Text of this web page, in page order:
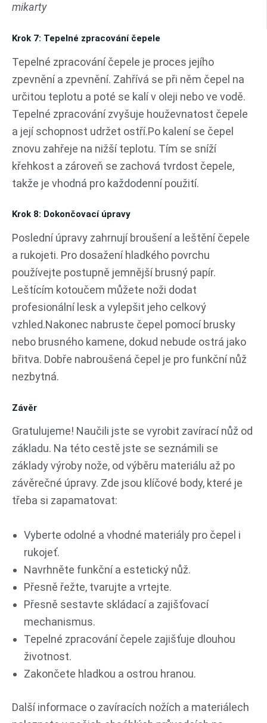
mikarty
Krok 7: Tepelné zpracování čepele
Tepelné zpracování čepele je proces jejího
zpevnění a zpevnění. Zahřívá se při něm čepel na
určitou teplotu a poté se kalí v oleji nebo ve vodě.
Tepelné zpracování zvyšuje houževnatost čepele
a její schopnost udržet ostří.Po kalení se čepel
znovu zahřeje na nižší teplotu. Tím se sníží
křehkost a zároveň se zachová tvrdost čepele,
takže je vhodná pro každodenní použití.
Krok 8: Dokončovací úpravy
Poslední úpravy zahrnují broušení a leštění čepele
a rukojeti. Pro dosažení hladkého povrchu
používejte postupně jemnější brusný papír.
Leštícím kotoučem můžete noži dodat
profesionální lesk a vylepšit jeho celkový
vzhled.Nakonec nabruste čepel pomocí brusky
nebo brusného kamene, dokud nebude ostrá jako
břitva. Dobře nabroušená čepel je pro funkční nůž
nezbytná.
Závěr
Gratulujeme! Naučili jste se vyrobit zavírací nůž od
základu. Na této cestě jste se seznámili se
základy výroby nože, od výběru materiálu až po
závěrečné úpravy. Zde jsou klíčové body, které je
třeba si zapamatovat:
Vyberte odolné a vhodné materiály pro čepel i
rukojeť.
Navrhněte funkční a estetický nůž.
Přesně řežte, tvarujte a vrtejte.
Přesně sestavte skládací a zajišťovací
mechanismus.
Tepelné zpracování čepele zajišťuje dlouhou
životnost.
Zakončete hladkou a ostrou hranou.
Další informace o zavíracích nožích a materiálech